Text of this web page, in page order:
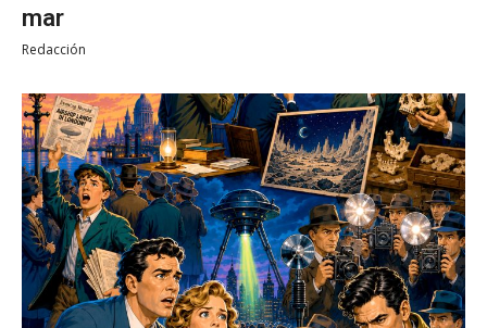
mar
Redacción